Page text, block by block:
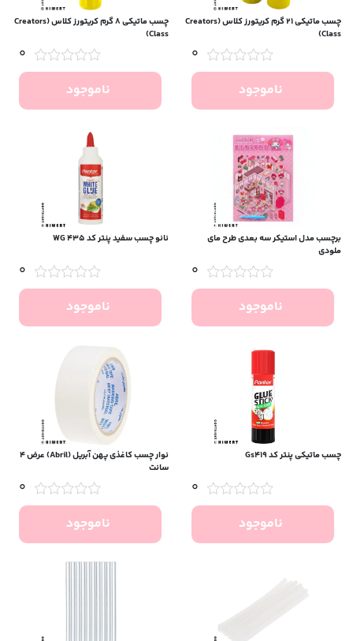
چسب ماتیکی ۲۱ گرم کریتورز کلاس (Creators
Class)
0
ناموجود
چسب ماتیکی ۸ گرم کریتورز کلاس (Creators
Class)
0
ناموجود
برچسب مدل استیکر سه بعدی طرح مای
ملودی
0
ناموجود
نانو چسب سفید پنتر کد WG 435
0
ناموجود
چسب ماتیکی پنتر کد Gs419
0
ناموجود
نوار چسب کاغذی پهن آبریل (Abril) عرض ۴
سانت
0
ناموجود